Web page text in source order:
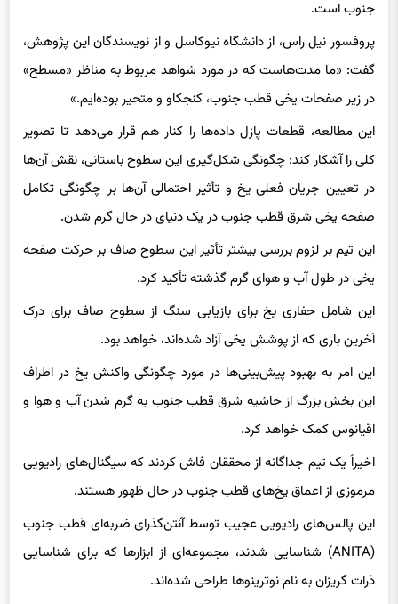
پروفسور نیل راس، از دانشگاه نیوکاسل و از نویسندگان این پژوهش،
گفت: «ما مدت‌هاست که در مورد شواهد مربوط به مناظر «مسطح»
در زیر صفحات یخی قطب جنوب، کنجکاو و متحیر بوده‌ایم.»
این مطالعه، قطعات پازل داده‌ها را کنار هم قرار می‌دهد تا تصویر
کلی را آشکار کند: چگونگی شکل‌گیری این سطوح باستانی، نقش آن‌ها
در تعیین جریان فعلی یخ و تأثیر احتمالی آن‌ها بر چگونگی تکامل
صفحه یخی شرق قطب جنوب در یک دنیای در حال گرم شدن.
این تیم بر لزوم بررسی بیشتر تأثیر این سطوح صاف بر حرکت صفحه
یخی در طول آب و هوای گرم گذشته تأکید کرد.
این شامل حفاری یخ برای بازیابی سنگ از سطوح صاف برای درک
آخرین باری که از پوشش یخی آزاد شده‌اند، خواهد بود.
این امر به بهبود پیش‌بینی‌ها در مورد چگونگی واکنش یخ در اطراف
این بخش بزرگ از حاشیه شرق قطب جنوب به گرم شدن آب و هوا و
اقیانوس کمک خواهد کرد.
اخیراً یک تیم جداگانه از محققان فاش کردند که سیگنال‌های رادیویی
مرموزی از اعماق یخ‌های قطب جنوب در حال ظهور هستند.
این پالس‌های رادیویی عجیب توسط آنتن‌گذرای ضربه‌ای قطب جنوب
(ANITA) شناسایی شدند، مجموعه‌ای از ابزارها که برای شناسایی
ذرات گریزان به نام نوترینوها طراحی شده‌اند.
محققان به جای شناسایی این ذرات کیهانی، با یافتن سیگنال‌هایی که